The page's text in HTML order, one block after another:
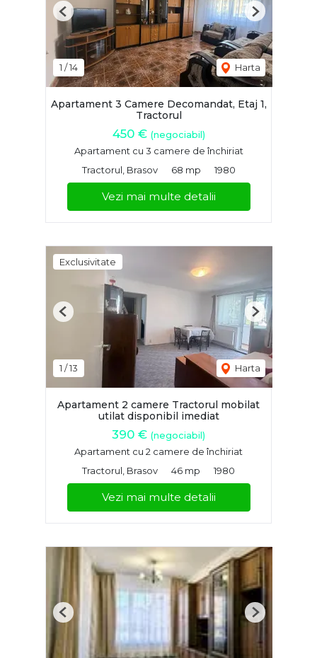
1 /14 Harta
Previous Next
Apartament 3 Camere Decomandat, Etaj 1,
Tractorul
450 € (negociabil)
Apartament cu 3 camere de închiriat
Tractorul, Brasov
68 mp 1980
Vezi mai multe detalii
Exclusivitate
1 /13 Harta
Previous Next
Apartament 2 camere Tractorul mobilat
utilat disponibil imediat
390 € (negociabil)
Apartament cu 2 camere de închiriat
Tractorul, Brasov
46 mp 1980
Vezi mai multe detalii
Previous Next